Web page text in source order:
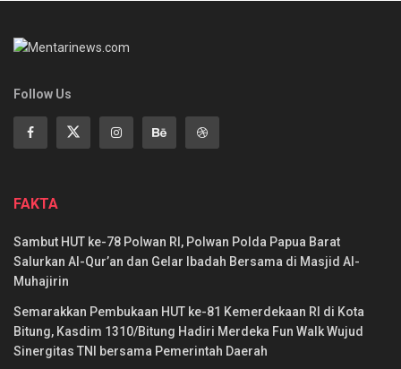
Follow Us
FAKTA
Sambut HUT ke-78 Polwan RI, Polwan Polda Papua Barat
Salurkan Al-Qur’an dan Gelar Ibadah Bersama di Masjid Al-
Muhajirin
Semarakkan Pembukaan HUT ke-81 Kemerdekaan RI di Kota
Bitung, Kasdim 1310/Bitung Hadiri Merdeka Fun Walk Wujud
Sinergitas TNI bersama Pemerintah Daerah